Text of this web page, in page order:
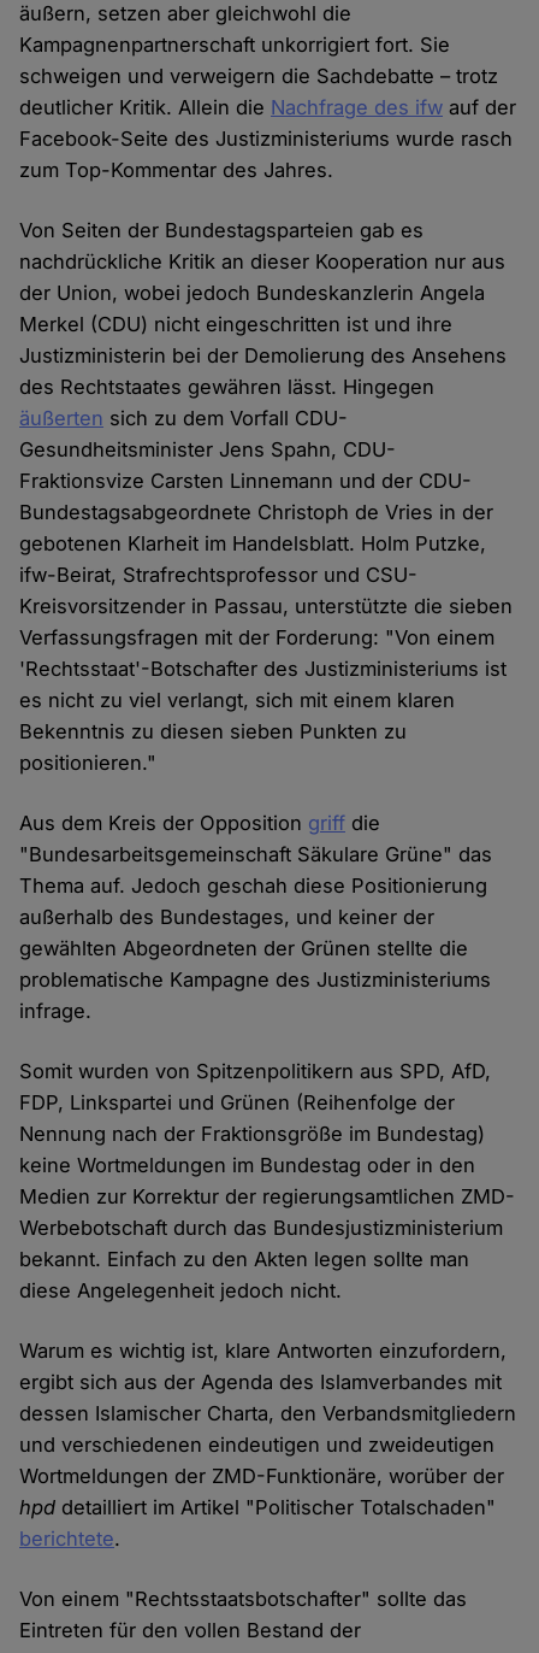
äußern, setzen aber gleichwohl die
Kampagnenpartnerschaft unkorrigiert fort. Sie
schweigen und verweigern die Sachdebatte – trotz
deutlicher Kritik. Allein die Nachfrage des ifw auf der
Facebook-Seite des Justizministeriums wurde rasch
zum Top-Kommentar des Jahres.
Von Seiten der Bundestagsparteien gab es
nachdrückliche Kritik an dieser Kooperation nur aus
der Union, wobei jedoch Bundeskanzlerin Angela
Merkel (CDU) nicht eingeschritten ist und ihre
Justizministerin bei der Demolierung des Ansehens
des Rechtstaates gewähren lässt. Hingegen
äußerten sich zu dem Vorfall CDU-
Gesundheitsminister Jens Spahn, CDU-
Fraktionsvize Carsten Linnemann und der CDU-
Bundestagsabgeordnete Christoph de Vries in der
gebotenen Klarheit im Handelsblatt. Holm Putzke,
ifw-Beirat, Strafrechtsprofessor und CSU-
Kreisvorsitzender in Passau, unterstützte die sieben
Verfassungsfragen mit der Forderung: "Von einem
'Rechtsstaat'-Botschafter des Justizministeriums ist
es nicht zu viel verlangt, sich mit einem klaren
Bekenntnis zu diesen sieben Punkten zu
positionieren."
Aus dem Kreis der Opposition griff die
"Bundesarbeitsgemeinschaft Säkulare Grüne" das
Thema auf. Jedoch geschah diese Positionierung
außerhalb des Bundestages, und keiner der
gewählten Abgeordneten der Grünen stellte die
problematische Kampagne des Justizministeriums
infrage.
Somit wurden von Spitzenpolitikern aus SPD, AfD,
FDP, Linkspartei und Grünen (Reihenfolge der
Nennung nach der Fraktionsgröße im Bundestag)
keine Wortmeldungen im Bundestag oder in den
Medien zur Korrektur der regierungsamtlichen ZMD-
Werbebotschaft durch das Bundesjustizministerium
bekannt. Einfach zu den Akten legen sollte man
diese Angelegenheit jedoch nicht.
Warum es wichtig ist, klare Antworten einzufordern,
ergibt sich aus der Agenda des Islamverbandes mit
dessen Islamischer Charta, den Verbandsmitgliedern
und verschiedenen eindeutigen und zweideutigen
Wortmeldungen der ZMD-Funktionäre, worüber der
hpd detailliert im Artikel "Politischer Totalschaden"
berichtete.
Von einem "Rechtsstaatsbotschafter" sollte das
Eintreten für den vollen Bestand der